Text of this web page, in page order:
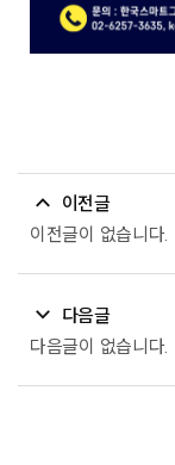
이전글
이전글이 없습니다.
다음글
다음글이 없습니다.